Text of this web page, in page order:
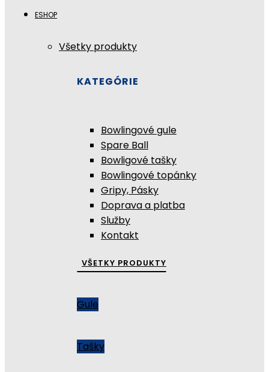
ESHOP
Všetky produkty
KATEGÓRIE
Bowlingové gule
Spare Ball
Bowligové tašky
Bowlingové topánky
Gripy, Pásky
Doprava a platba
Služby
Kontakt
VŠETKY PRODUKTY
Gule
Tašky